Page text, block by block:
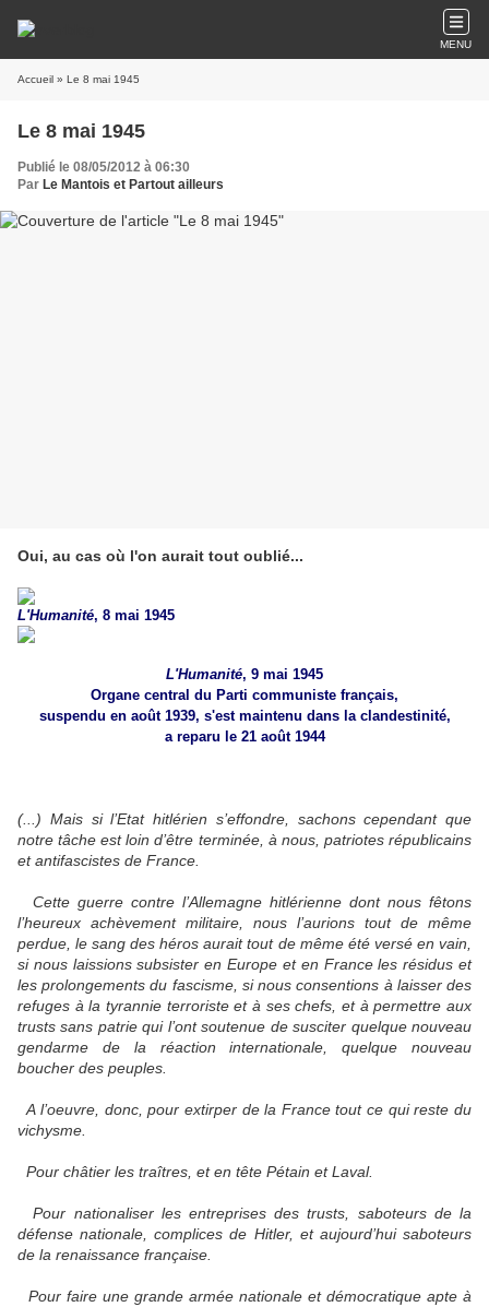
MENU
Accueil » Le 8 mai 1945
Le 8 mai 1945
Publié le 08/05/2012 à 06:30
Par Le Mantois et Partout ailleurs
Oui, au cas où l'on aurait tout oublié...
L'Humanité, 8 mai 1945
L'Humanité, 9 mai 1945
Organe central du Parti communiste français,
suspendu en août 1939, s'est maintenu dans la clandestinité,
a reparu le 21 août 1944
(...) Mais si l’Etat hitlérien s’effondre, sachons cependant que
notre tâche est loin d’être terminée, à nous, patriotes républicains
et antifascistes de France.
Cette guerre contre l’Allemagne hitlérienne dont nous fêtons
l’heureux achèvement militaire, nous l’aurions tout de même
perdue, le sang des héros aurait tout de même été versé en vain,
si nous laissions subsister en Europe et en France les résidus et
les prolongements du fascisme, si nous consentions à laisser des
refuges à la tyrannie terroriste et à ses chefs, et à permettre aux
trusts sans patrie qui l’ont soutenue de susciter quelque nouveau
gendarme de la réaction internationale, quelque nouveau
boucher des peuples.
A l’oeuvre, donc, pour extirper de la France tout ce qui reste du
vichysme.
Pour châtier les traîtres, et en tête Pétain et Laval.
Pour nationaliser les entreprises des trusts, saboteurs de la
défense nationale, complices de Hitler, et aujourd’hui saboteurs
de la renaissance française.
Pour faire une grande armée nationale et démocratique apte à